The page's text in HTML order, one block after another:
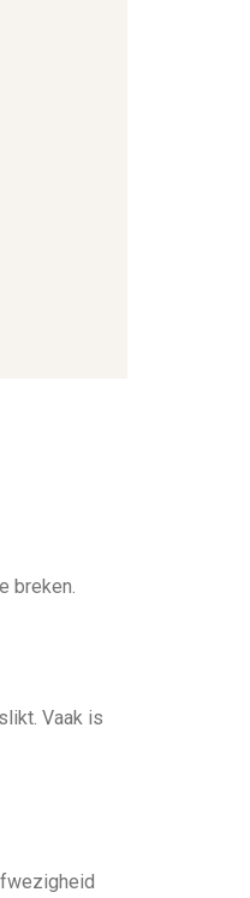
breken.
Vaak is